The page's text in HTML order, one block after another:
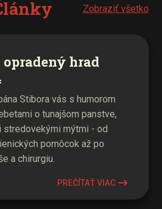
Zobraziť všetko
hrad
Stibora vás s humorom
o tunajšom panstve,
stredovekými mýtmi - od
pomôcok až po
a chirurgiu.
PREČÍTAŤ VIAC